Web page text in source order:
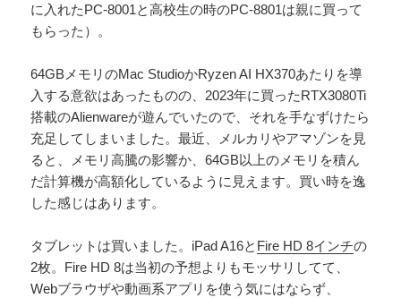
に入れたPC-8001と高校生の時のPC-8801は親に買って
もらった）。
64GBメモリのMac StudioかRyzen AI HX370あたりを導
入する意欲はあったものの、2023年に買ったRTX3080Ti
搭載のAlienwareが遊んでいたので、それを手なずけたら
充足してしまいました。最近、メルカリやアマゾンを見
ると、メモリ高騰の影響か、64GB以上のメモリを積ん
だ計算機が高額化しているように見えます。買い時を逸
した感じはあります。
タブレットは買いました。iPad A16と Fire HD 8インチの
2枚。Fire HD 8は当初の予想よりもモッサリしてて、
Webブラウザや動画系アプリを使う気にはならず、